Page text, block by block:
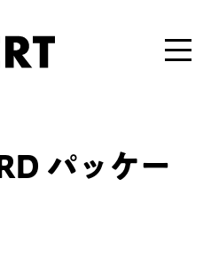
パッケー